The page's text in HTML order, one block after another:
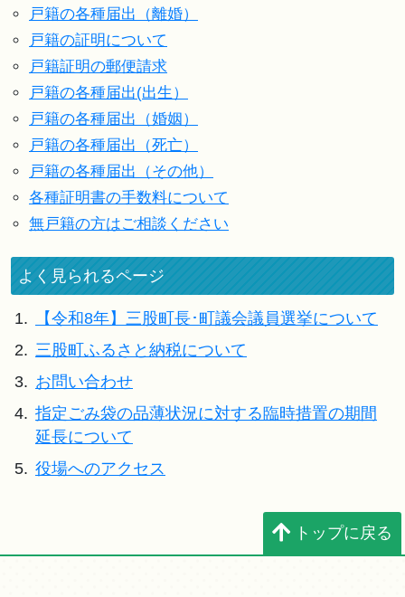
戸籍の各種届出（離婚）
戸籍の証明について
戸籍証明の郵便請求
戸籍の各種届出(出生）
戸籍の各種届出（婚姻）
戸籍の各種届出（死亡）
戸籍の各種届出（その他）
各種証明書の手数料について
無戸籍の方はご相談ください
よく見られるページ
1.
【令和8年】三股町長･町議会議員選挙について
2. 三股町ふるさと納税について
3. お問い合わせ
4. 指定ごみ袋の品薄状況に対する臨時措置の期間
延長について
5. 役場へのアクセス
トップに戻る